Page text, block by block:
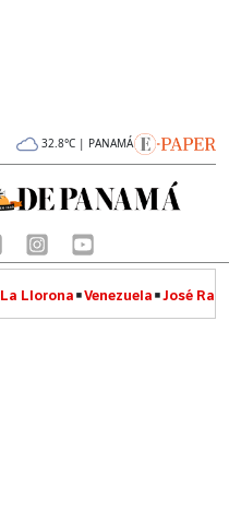
32.8°C | PANAMÁ
La Llorona Venezuela José